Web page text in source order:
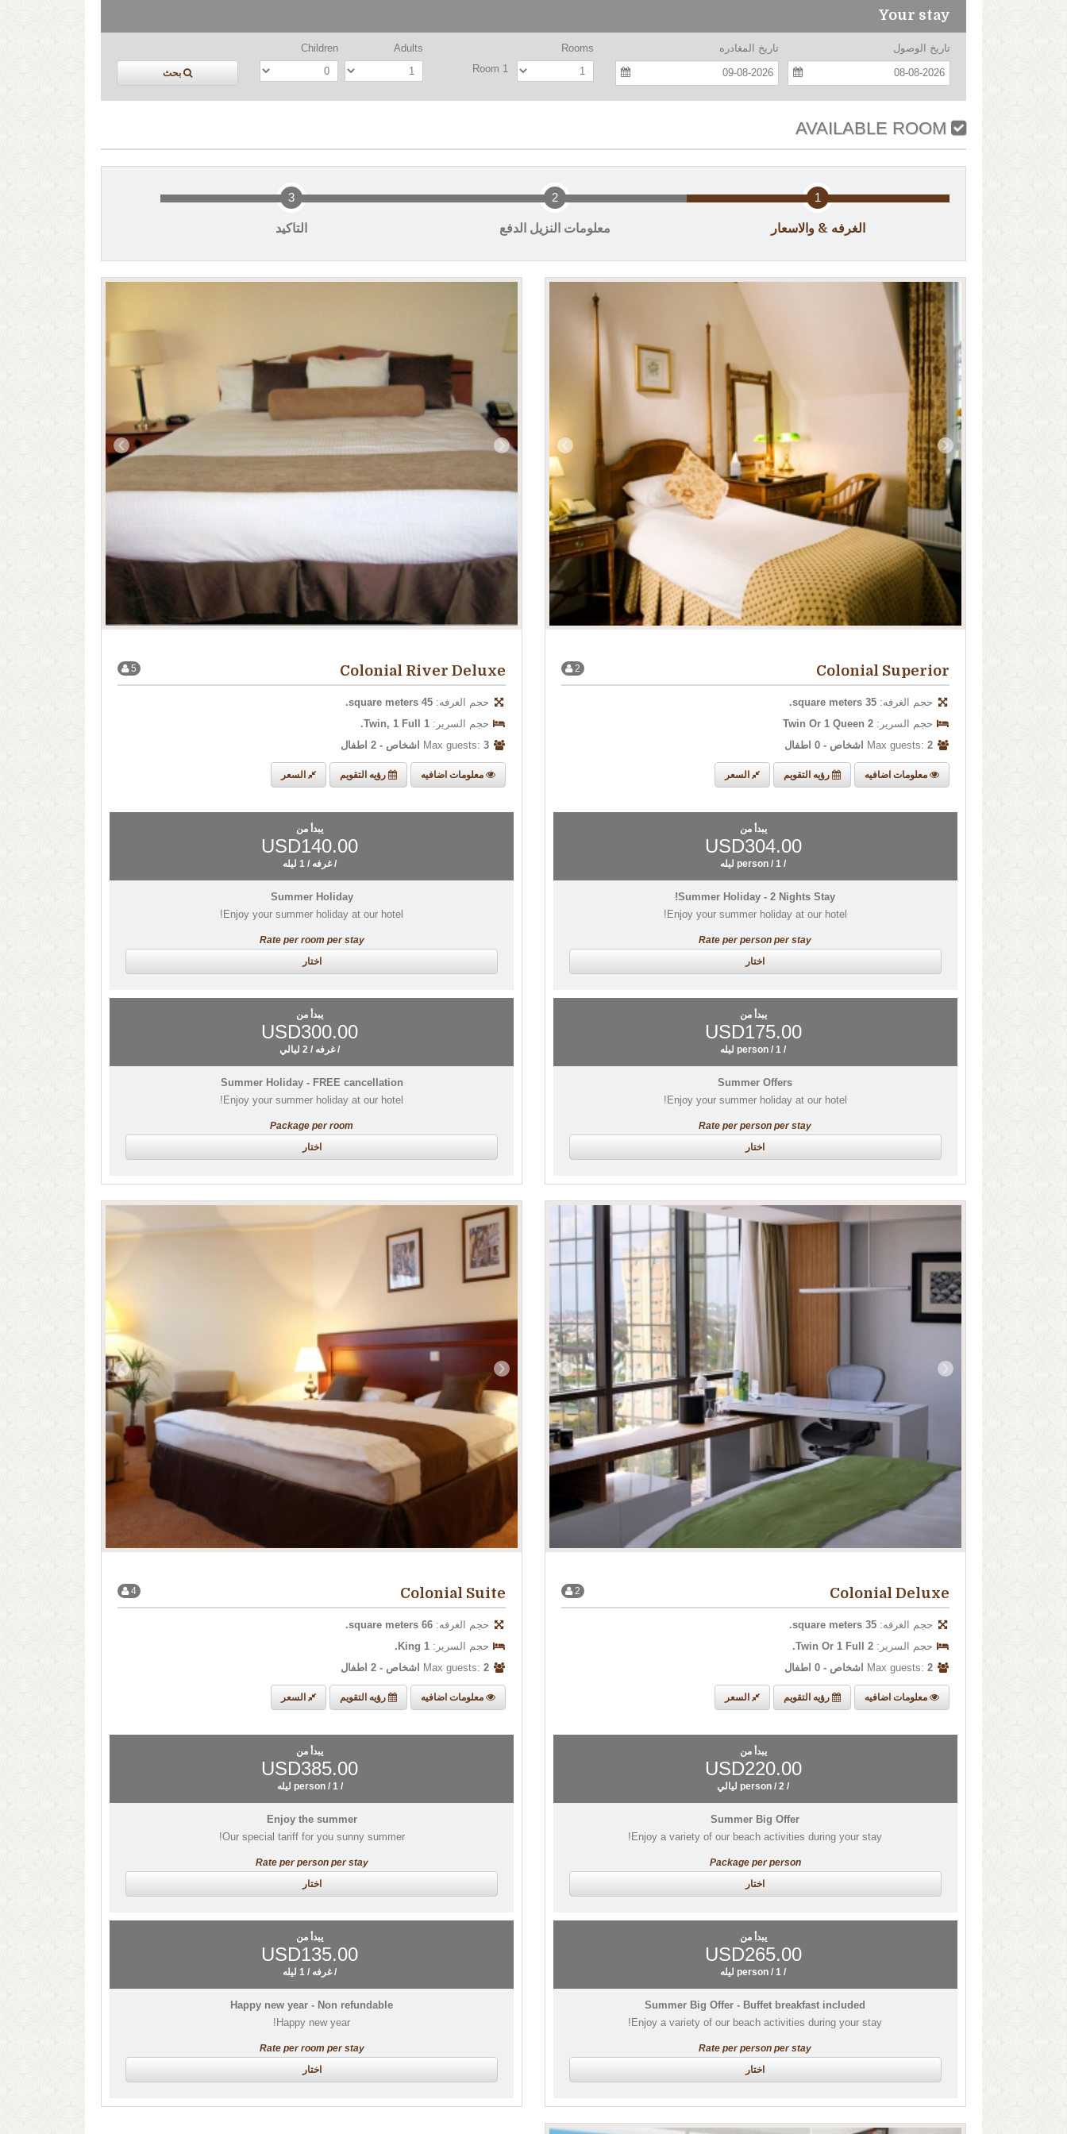
Your stay
تاريخ الوصول
08-08-2026
تاريخ المغادره
09-08-2026
Rooms
Room 1
Adults
Children
بحث
1
الغرفه & والاسعار
2
معلومات النزيل الدفع
3
التاكيد
‹
›
2 Colonial Superior
حجم الغرفه: 35 square meters.
حجم السرير: 2 Twin Or 1 Queen
2 اشخاص - 0 اطفال
رؤيه التقويم السعر
يبدأ من
USD304.00
/ person / 1 ليله
Summer Holiday - 2 Nights Stay!
Enjoy your summer holiday at our hotel!
Rate per person per stay
اختار
يبدأ من
USD175.00
/ person / 1 ليله
Summer Offers
Enjoy your summer holiday at our hotel!
Rate per person per stay
اختار
‹
›
5 Colonial River Deluxe
حجم الغرفه: 45 square meters.
حجم السرير: 1 Twin, 1 Full.
3 اشخاص - 2 اطفال
معلومات اضافيه رؤيه التقويم السعر
يبدأ من
USD140.00
/ غرفه / 1 ليله
Summer Holiday
Enjoy your summer holiday at our hotel!
Rate per room per stay
اختار
يبدأ من
USD300.00
/ غرفه / 2 ليالي
Summer Holiday - FREE cancellation
Enjoy your summer holiday at our hotel!
Package per room
اختار
‹
›
2 Colonial Deluxe
حجم الغرفه: 35 square meters.
حجم السرير: 2 Twin Or 1 Full.
2 اشخاص - 0 اطفال
رؤيه التقويم السعر
يبدأ من
USD220.00
/ person / 2 ليالي
Summer Big Offer
Enjoy a variety of our beach activities during your stay!
Package per person
اختار
يبدأ من
USD265.00
/ person / 1 ليله
Summer Big Offer - Buffet breakfast included
Enjoy a variety of our beach activities during your stay!
Rate per person per stay
اختار
‹
›
4 Colonial Suite
حجم الغرفه: 66 square meters.
حجم السرير: 1 King.
2 اشخاص - 2 اطفال
معلومات اضافيه رؤيه التقويم السعر
يبدأ من
USD385.00
/ person / 1 ليله
Enjoy the summer
Our special tariff for you sunny summer!
Rate per person per stay
اختار
يبدأ من
USD135.00
/ غرفه / 1 ليله
Happy new year - Non refundable
Happy new year!
Rate per room per stay
اختار